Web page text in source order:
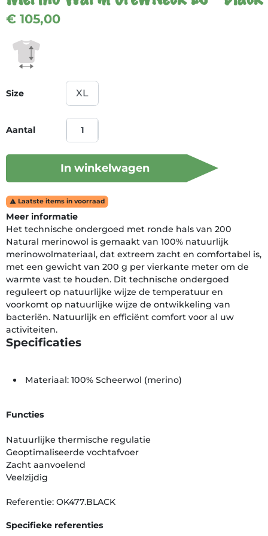
€ 105,00
Size
Aantal
In winkelwagen
 Laatste items in voorraad
Meer informatie
Het technische ondergoed met ronde hals van 200
Natural merinowol is gemaakt van 100% natuurlijk
merinowolmateriaal, dat extreem zacht en comfortabel is,
met een gewicht van 200 g per vierkante meter om de
warmte vast te houden. Dit technische ondergoed
reguleert op natuurlijke wijze de temperatuur en
voorkomt op natuurlijke wijze de ontwikkeling van
bacteriën. Natuurlijk en efficiënt comfort voor al uw
activiteiten.
Specificaties
Materiaal: 100% Scheerwol (merino)
Functies
Natuurlijke thermische regulatie
Geoptimaliseerde vochtafvoer
Zacht aanvoelend
Veelzijdig
Referentie: OK477.BLACK
Specifieke referenties